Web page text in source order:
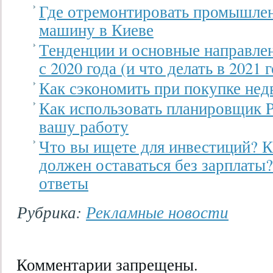
Где отремонтировать
машину в Киеве
Тенденции и основные
с 2020 года (и что делать в 2021
Как сэкономить при покупке
Как использовать планировщик
вашу работу
Что вы ищете для инвестиций?
должен оставаться без
ответы
Рубрика: Рекламные новости
Комментарии запрещены.